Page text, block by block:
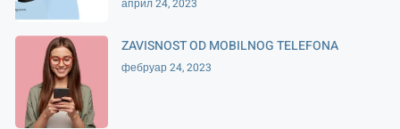
април 24, 2023
ZAVISNOST OD MOBILNOG TELEFONA
фебруар 24, 2023